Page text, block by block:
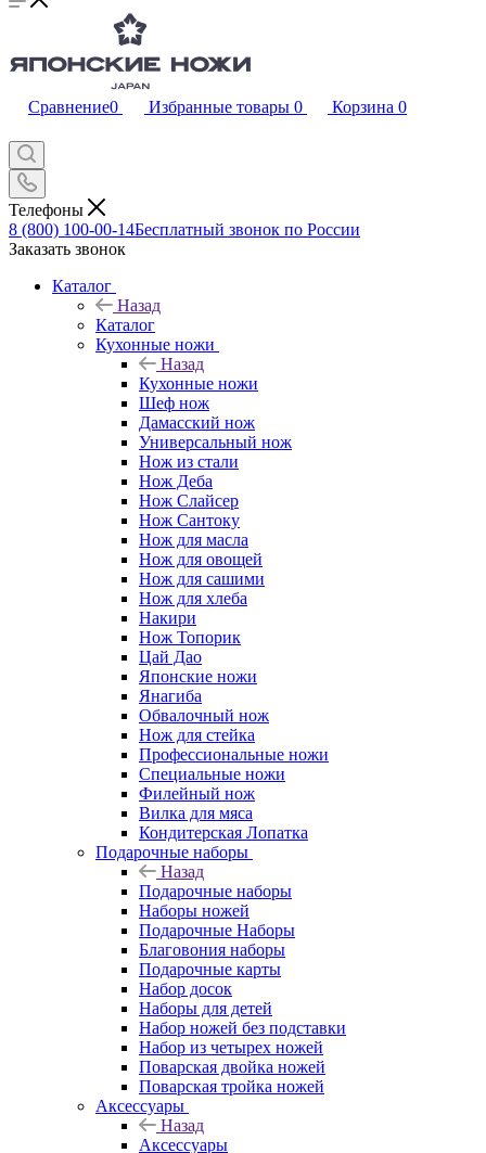
Сравнение0 Избранные товары 0 Корзина 0
Телефоны
8 (800) 100-00-14Бесплатный звонок по России
Заказать звонок
Каталог
Назад
Каталог
Кухонные ножи
Назад
Кухонные ножи
Шеф нож
Дамасский нож
Универсальный нож
Нож из стали
Нож Деба
Нож Слайсер
Нож Сантоку
Нож для масла
Нож для овощей
Нож для сашими
Нож для хлеба
Накири
Нож Топорик
Цай Дао
Японские ножи
Янагиба
Обвалочный нож
Нож для стейка
Профессиональные ножи
Специальные ножи
Филейный нож
Вилка для мяса
Кондитерская Лопатка
Подарочные наборы
Назад
Подарочные наборы
Наборы ножей
Подарочные Наборы
Благовония наборы
Подарочные карты
Набор досок
Наборы для детей
Набор ножей без подставки
Набор из четырех ножей
Поварская двойка ножей
Поварская тройка ножей
Аксессуары
Назад
Аксессуары